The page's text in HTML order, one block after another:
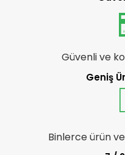
Güvenli ve
Geniş
Binlerce ürün